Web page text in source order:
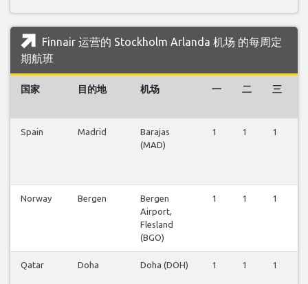
Finnair 运营的 Stockholm Arlanda 机场 的每周定
期航班
国家 目的地 机场 一 二 三
Spain Madrid
Barajas
(MAD)
1 1 1
Norway Bergen
Bergen
Airport,
Flesland
(BGO)
1 1 1
Qatar Doha Doha (DOH) 1 1 1